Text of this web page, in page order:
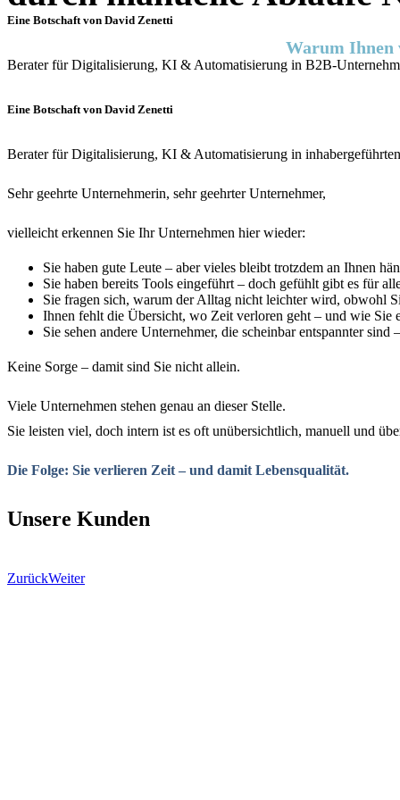
Warum Ihnen
Eine Botschaft von David Zenetti
Berater für Digitalisierung, KI & Automatisierung in B2B-
Eine Botschaft von David Zenetti
Berater für Digitalisierung, KI & Automatisierung in
Sehr geehrte Unternehmerin, sehr geehrter Unternehmer,
vielleicht erkennen Sie Ihr Unternehmen hier wieder:
Sie haben gute Leute – aber vieles bleibt trotzdem an Ihnen
Sie haben bereits Tools eingeführt – doch gefühlt gibt es für
Sie fragen sich, warum der Alltag nicht leichter wird, obwohl
Ihnen fehlt die Übersicht, wo Zeit verloren geht – und wie Sie
Sie sehen andere Unternehmer, die scheinbar entspannter
Keine Sorge – damit sind Sie nicht allein.
Viele Unternehmen stehen genau an dieser Stelle.
Sie leisten viel, doch intern ist es oft unübersichtlich, manuell und
Die Folge: Sie verlieren Zeit – und damit Lebensqualität.
Unsere Kunden
ZurückWeiter